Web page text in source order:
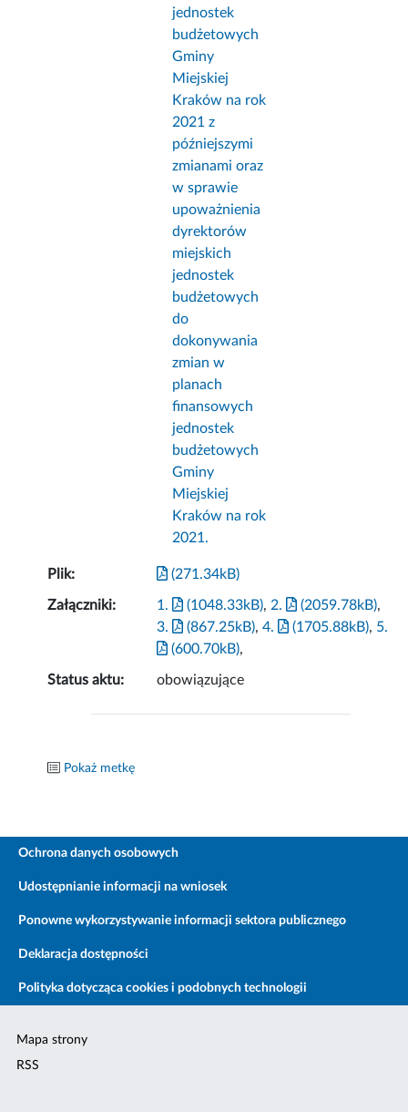
jednostek
budżetowych
Gminy
Miejskiej
Kraków na rok
2021 z
późniejszymi
zmianami oraz
w sprawie
upoważnienia
dyrektorów
miejskich
jednostek
budżetowych
do
dokonywania
zmian w
planach
finansowych
jednostek
budżetowych
Gminy
Miejskiej
Kraków na rok
2021.
Plik: (271.34kB)
Załączniki: 1. (1048.33kB), 2. (2059.78kB),
3.
(867.25kB),4. (1705.88kB), 5.
(600.70kB),
Status aktu: obowiązujące
Pokaż metkę
Ochrona danych osobowych
Udostępnianie informacji na wniosek
Ponowne wykorzystywanie informacji sektora publicznego
Deklaracja dostępności
Polityka dotycząca cookies i podobnych technologii
Mapa strony
RSS